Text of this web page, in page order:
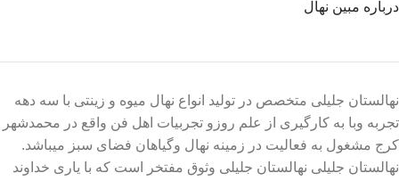
درباره مبین نهال
نهالستان جلیلی متخصص در تولید انواع نهال میوه و زینتی با سه دهه
تجربه وبا به کارگیری از علم روزو تجربیات اهل فن واقع در محمدشهر
کرج مشغول به فعالیت در زمینه نهال وگیاهان فضای سبز میباشد.
نهالستان جلیلی نهالستان جلیلی وثوق مفتخر است که با یاری خداوند